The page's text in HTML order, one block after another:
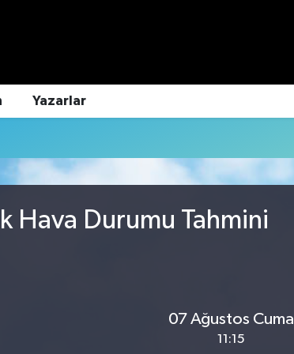
Yazarlar
Hava Durumu Tahmini
07 Ağustos Cuma
11:15